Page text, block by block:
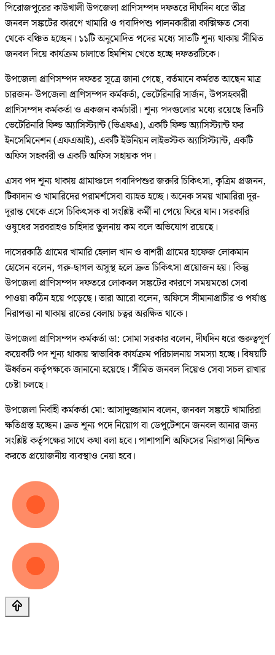
পিরোজপুরের কাউখালী উপজেলা প্রাণিসম্পদ দফতরে দীর্ঘদিন ধরে তীব্র
জনবল সঙ্কটের কারণে খামারি ও গবাদিপশু পালনকারীরা কাক্সিক্ষত সেবা
থেকে বঞ্চিত হচ্ছেন। ১১টি অনুমোদিত পদের মধ্যে সাতটি শূন্য থাকায় সীমিত
জনবল দিয়ে কার্যক্রম চালাতে হিমশিম খেতে হচ্ছে দফতরটিকে।
উপজেলা প্রাণিসম্পদ দফতর সূত্রে জানা গেছে, বর্তমানে কর্মরত আছেন মাত্র
চারজন- উপজেলা প্রাণিসম্পদ কর্মকর্তা, ভেটেরিনারি সার্জন, উপসহকারী
প্রাণিসম্পদ কর্মকর্তা ও একজন কর্মচারী। শূন্য পদগুলোর মধ্যে রয়েছে তিনটি
ভেটেরিনারি ফিল্ড অ্যাসিস্ট্যান্ট (ভিএফএ), একটি ফিল্ড অ্যাসিস্ট্যান্ট ফর
ইনসেমিনেশন (এফএআই), একটি ইউনিয়ন লাইভস্টক অ্যাসিস্ট্যান্ট, একটি
অফিস সহকারী ও একটি অফিস সহায়ক পদ।
এসব পদ শূন্য থাকায় গ্রামাঞ্চলে গবাদিপশুর জরুরি চিকিৎসা, কৃত্রিম প্রজনন,
টিকাদান ও খামারিদের পরামর্শসেবা ব্যাহত হচ্ছে। অনেক সময় খামারিরা দূর-
দূরান্ত থেকে এসে চিকিৎসক বা সংশ্লিষ্ট কর্মী না পেয়ে ফিরে যান। সরকারি
ওষুধের সরবরাহও চাহিদার তুলনায় কম বলে অভিযোগ রয়েছে।
দাসেরকাঠি গ্রামের খামারি হেলাল খান ও বাশরী গ্রামের হাফেজ লোকমান
হোসেন বলেন, গরু-ছাগল অসুস্থ হলে দ্রুত চিকিৎসা প্রয়োজন হয়। কিন্তু
উপজেলা প্রাণিসম্পদ দফতরে লোকবল সঙ্কটের কারণে সময়মতো সেবা
পাওয়া কঠিন হয়ে পড়েছে। তারা আরো বলেন, অফিসে সীমানাপ্রাচীর ও পর্যাপ্ত
নিরাপত্তা না থাকায় রাতের বেলায় চত্বর অরক্ষিত থাকে।
উপজেলা প্রাণিসম্পদ কর্মকর্তা ডা: সোমা সরকার বলেন, দীর্ঘদিন ধরে গুরুত্বপূর্ণ
কয়েকটি পদ শূন্য থাকায় স্বাভাবিক কার্যক্রম পরিচালনায় সমস্যা হচ্ছে। বিষয়টি
ঊর্ধ্বতন কর্তৃপক্ষকে জানানো হয়েছে। সীমিত জনবল দিয়েও সেবা সচল রাখার
চেষ্টা চলছে।
উপজেলা নির্বাহী কর্মকর্তা মো: আসাদুজ্জামান বলেন, জনবল সঙ্কটে খামারিরা
ক্ষতিগ্রস্ত হচ্ছেন। দ্রুত শূন্য পদে নিয়োগ বা ডেপুটেশনে জনবল আনার জন্য
সংশ্লিষ্ট কর্তৃপক্ষের সাথে কথা বলা হবে। পাশাপাশি অফিসের নিরাপত্তা নিশ্চিত
করতে প্রয়োজনীয় ব্যবস্থাও নেয়া হবে।